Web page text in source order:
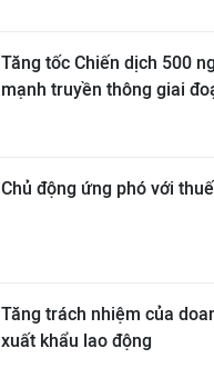
Tăng tốc Chiến dịch 500
mạnh truyền thông giai
Chủ động ứng phó với
Tăng trách nhiệm của
xuất khẩu lao động